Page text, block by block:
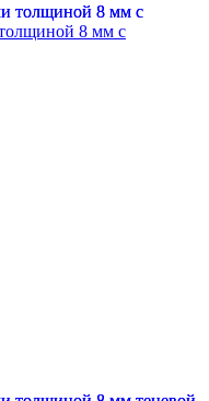
8 мм с